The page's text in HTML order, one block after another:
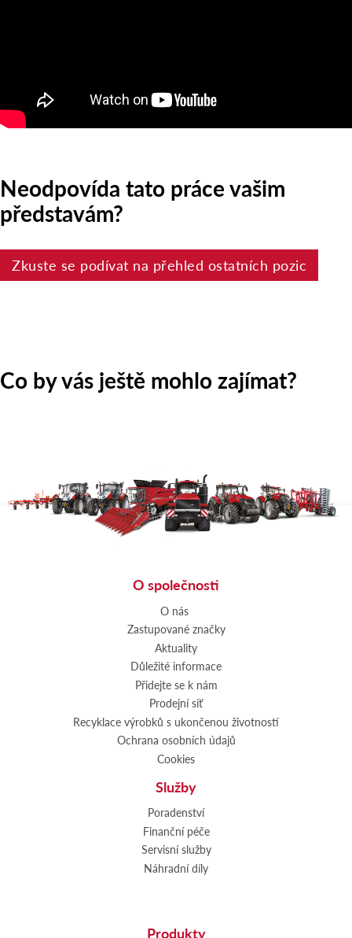
Neodpovída tato práce vašim
představám?
Zkuste se podívat na přehled ostatních pozic
Co by vás ještě mohlo zajímat?
O společnosti
O nás
Zastupované značky
Aktuality
Důležité informace
Přidejte se k nám
Prodejní síť
Recyklace výrobků s ukončenou životností
Ochrana osobních údajů
Cookies
Služby
Poradenství
Finanční péče
Servisní služby
Náhradní díly
Produkty